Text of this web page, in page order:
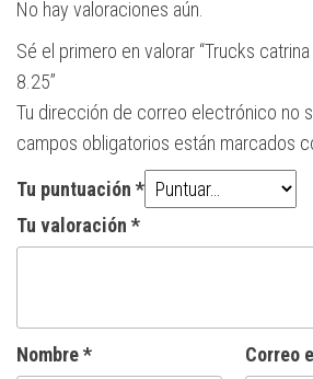
No hay valoraciones aún.
Sé el primero en valorar “Trucks
8.25”
Tu dirección de correo electrónico no
campos obligatorios están marcados
Tu puntuación *
Tu valoración *
Nombre* Correo